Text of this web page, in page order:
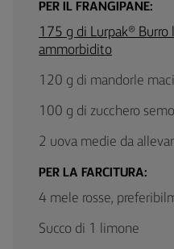
PER IL FRANGIPANE:
175 g di Lurpak®
ammorbidito
120 g di mandorle
100 g di zucchero
2 uova medie da
PER LA FARCITURA:
4 mele rosse,
Succo di 1 limone